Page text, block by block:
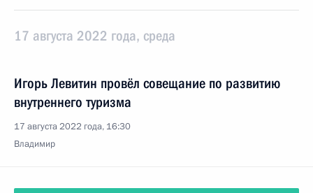
17 августа 2022 года, среда
Игорь Левитин провёл совещание по развитию
внутреннего туризма
17 августа 2022 года, 16:30
Владимир